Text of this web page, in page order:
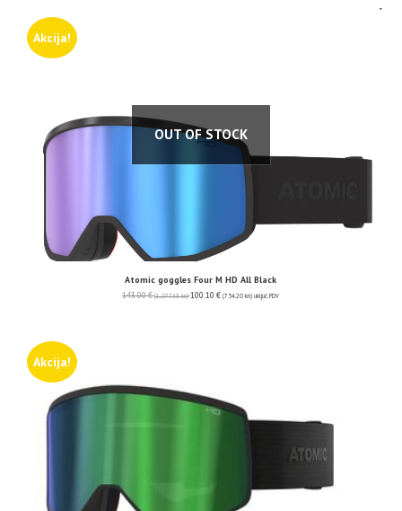
Akcija!
OUT OF STOCK
Atomic goggles Four M HD All Black
143.00€ (1,077.43 kn) 100.10 € (754.20 kn) uključ. PDV
Akcija!